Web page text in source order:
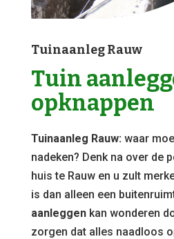
Tuinaanleg Rauw
Tuin
opknappen
Tuinaanleg Rauw:waar
nadeken? Denk na over de
huis te Rauw en u zult
is dan alleen een
aanleggenkan wonderen
zorgen dat alles naadloos